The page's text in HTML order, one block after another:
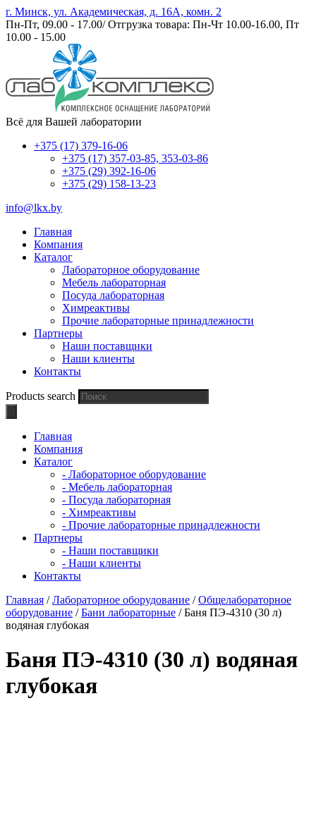
г. Минск, ул. Академическая, д. 16А, комн. 2
Пн-Пт, 09.00 - 17.00/ Отгрузка товара: Пн-Чт 10.00-16.00, Пт
10.00 - 15.00
Всё для Вашей лаборатории
+375 (17) 379-16-06
+375 (17) 357-03-85, 353-03-86
+375 (29) 392-16-06
+375 (29) 158-13-23
info@lkx.by
Главная
Компания
Каталог
Лабораторное оборудование
Мебель лабораторная
Посуда лабораторная
Химреактивы
Прочие лабораторные принадлежности
Партнеры
Наши поставщики
Наши клиенты
Контакты
Products search
Главная
Компания
Каталог
- Лабораторное оборудование
- Мебель лабораторная
- Посуда лабораторная
- Химреактивы
- Прочие лабораторные принадлежности
Партнеры
- Наши поставщики
- Наши клиенты
Контакты
Главная /Лабораторное оборудование /Общелабораторное
оборудование /Бани лабораторные / Баня ПЭ-4310 (30 л)
водяная глубокая
Баня ПЭ-4310 (30 л) водяная
глубокая